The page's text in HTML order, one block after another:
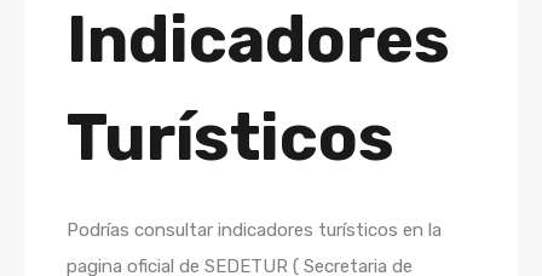
Indicadores
Turísticos
Podrías consultar indicadores turísticos en la
pagina oficial de SEDETUR ( Secretaria de